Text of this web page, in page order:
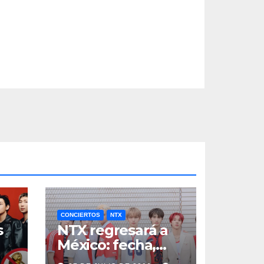
CONCIERTOS NTX
NTX regresará a
México: fecha,
boletos y